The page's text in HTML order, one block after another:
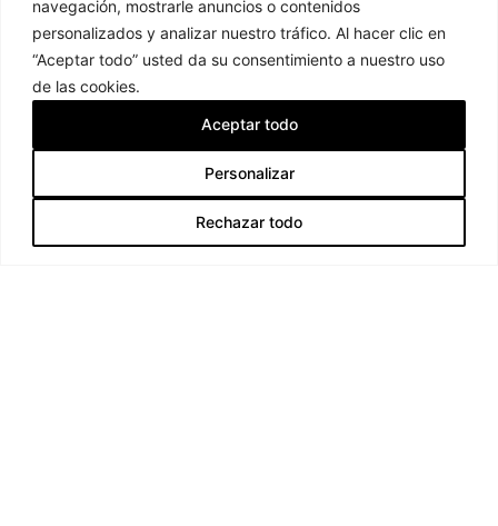
navegación, mostrarle anuncios o contenidos
personalizados y analizar nuestro tráfico. Al hacer clic en
“Aceptar todo” usted da su consentimiento a nuestro uso
de las cookies.
Personalizar
Rechazar todo
Aceptar todo
Blanco Azahar
Catálogo
Finalizar Compra